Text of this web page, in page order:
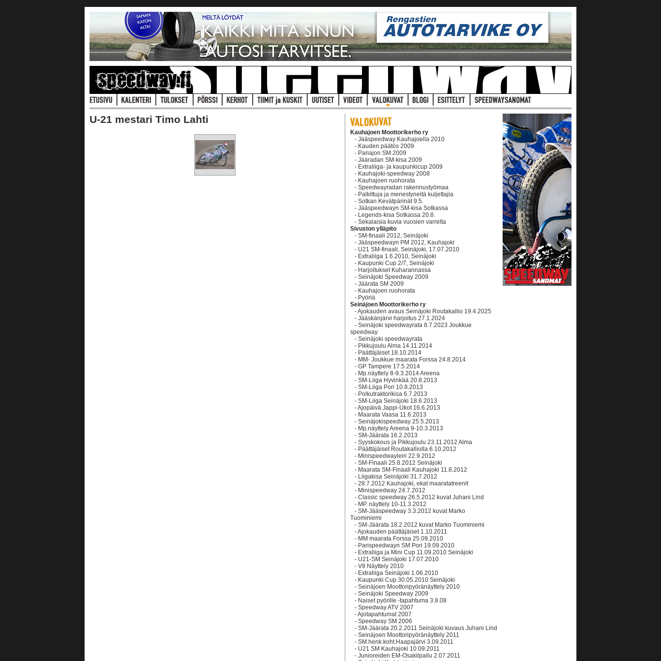
U-21 mestari Timo Lahti
Kauhajoen Moottorikerho ry
- Jääspeedway Kauhajoella 2010
- Kauden päätös 2009
- Pariajon SM 2009
- Jääradan SM-kisa 2009
- Extraliiga- ja kaupunkicup 2009
- Kauhajoki-speedway 2008
- Kauhajoen ruohorata
- Speedwayradan rakennustyömaa
- Palkittuja ja menestyneitä kuljettajia
- Sotkan Kevätpärinät 9.5.
- Jääspeedwayn SM-kisa Sotkassa
- Legends-kisa Sotkassa 20.8.
- Sekalaisia kuvia vuosien varrelta
Sivuston ylläpito
- SM-finaali 2012, Seinäjoki
- Jääspeedwayn PM 2012, Kauhajoki
- U21 SM-finaali, Seinäjoki, 17.07.2010
- Extraliiga 1.6.2010, Seinäjoki
- Kaupunki Cup 2/7, Seinäjoki
- Harjoitukset Kuharannassa
- Seinäjoki Speedway 2009
- Jäärata SM 2009
- Kauhajoen ruohorata
- Pyöriä
Seinäjoen Moottorikerho ry
-Ajokauden avaus Seinäjoki Routakallio 19.4.2025
- Jääskänjärvi harjoitus 27.1.2024
- Seinäjoki speedwayrata 8.7.2023 Joukkue
speedway
- Seinäjoki speedwayrata
- Pikkujoulu Alma 14.11.2014
- Päättäjäiset 18.10.2014
- MM- Joukkue maarata Forssa 24.8.2014
- GP Tampere 17.5.2014
- Mp.näyttely 8-9.3.2014 Areena
- SM-Liiga Hyvinkää 20.8.2013
- SM-Liiga Pori 10.8.2013
- Polkutraktorikisa 6.7.2013
- SM-Liiga Seinäjoki 18.6.2013
-Ajopäivä Jappi-Ukot 16.6.2013
- Maarata Vaasa 11.6.2013
- Seinäjokispeedway 25.5.2013
- Mp.näyttely Areena 9-10.3.2013
- SM-Jäärata 16.2.2013
- Syyskokous ja Pikkujoulu 23.11.2012 Alma
- Päättäjäiset Routakalliolla 6.10.2012
- Minispeedwayleiri 22.9.2012
- SM-Finaali 25.8.2012 Seinäjoki
- Maarata SM-Finaali Kauhajoki 11.8.2012
- Liigakisa Seinäjoki 31.7.2012
- 28.7.2012 Kauhajoki, ekat maaratatreenit
- Minispeedway 24.7.2012
- Classic speedway 26.5.2012 kuvat Juhani Lind
- MP. näyttely 10-11.3.2012
- SM-Jääspeedway 3.3.2012 kuvat Marko
Tuominiemi
- SM-Jäärata 18.2.2012 kuvat Marko Tuominiemi
-Ajokauden päättäjäiset 1.10.2011
- MM maarata Forssa 25.09.2010
- Parispeedwayn SM Pori 19.09.2010
- Extraliiga ja Mini Cup 11.09.2010 Seinäjoki
- U21-SM Seinäjoki 17.07.2010
- V8 Näyttely 2010
- Extraliiga Seinäjoki 1.06.2010
- Kaupunki Cup 30.05.2010 Seinäjoki
- Seinäjoen Moottoripyöränäyttely 2010
- Seinäjoki Speedway 2009
- Naiset pyörille -tapahtuma 3.8.08
- Speedway ATV 2007
-Ajotapahtumat 2007
- Speedway SM 2006
- SM-Jäärata 20.2.2011 Seinäjoki kuvaus Juhani Lind
- Seinäjoen Moottoripyöränäyttely 2011
- SM.henk.koht.Haapajärvi 3.09.2011
- U21 SM Kauhajoki 10.09.2011
- Junioreiden EM-Osakilpailu 2.07.2011